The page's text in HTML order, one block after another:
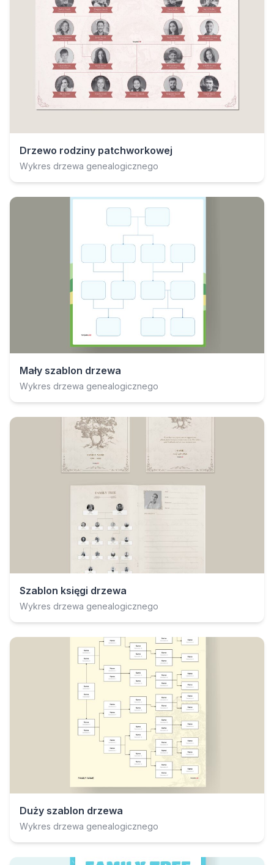
Drzewo rodziny patchworkowej
Wykres drzewa genealogicznego
Mały szablon drzewa
Wykres drzewa genealogicznego
Szablon księgi drzewa
Wykres drzewa genealogicznego
Duży szablon drzewa
Wykres drzewa genealogicznego